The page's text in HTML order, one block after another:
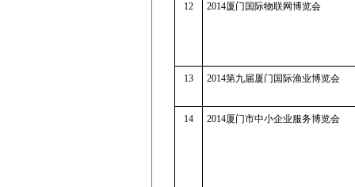
12 2014厦门国际物联网博览会
13 2014第九届厦门国际渔业博览会
14 2014厦门市中小企业服务博览会